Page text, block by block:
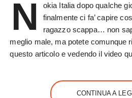
N
okia Italia dopo qualche
finalmente ci fa’ capire
ragazzo scappa… non
meglio male, ma potete comunque
questo articolo e vedendo il video
CONTINUA A